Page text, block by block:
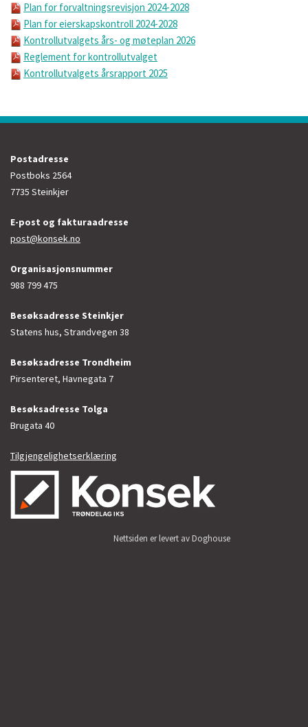
Plan for forvaltningsrevisjon 2024-2028
Plan for eierskapskontroll 2024-2028
Kontrollutvalgets års- og møteplan 2026
Reglement for kontrollutvalget
Kontrollutvalgets årsrapport 2025
Postadresse
Postboks 2564
7735 Steinkjer
E-post og fakturaadresse
post@konsek.no
Organisasjonsnummer
988 799 475
Besøksadresse Steinkjer
Statens hus, Strandvegen 38
Besøksadresse Trondheim
Pirsenteret, Havnegata 7
Besøksadresse Tolga
Brugata 40
Tilgjengelighetserklæring
Nettsiden er levert av Doghouse